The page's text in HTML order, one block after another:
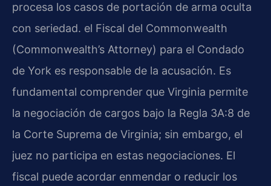
procesa los casos de portación de arma oculta
con seriedad. el Fiscal del Commonwealth
(Commonwealth’s Attorney) para el Condado
de York es responsable de la acusación. Es
fundamental comprender que Virginia permite
la negociación de cargos bajo la Regla 3A:8 de
la Corte Suprema de Virginia; sin embargo, el
juez no participa en estas negociaciones. El
fiscal puede acordar enmendar o reducir los